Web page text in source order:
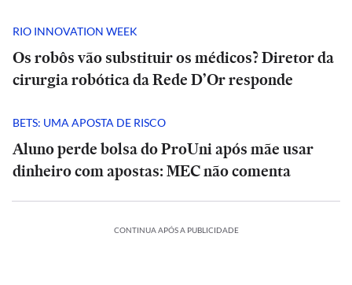
RIO INNOVATION WEEK
Os robôs vão substituir os médicos? Diretor da
cirurgia robótica da Rede D’Or responde
BETS: UMA APOSTA DE RISCO
Aluno perde bolsa do ProUni após mãe usar
dinheiro com apostas: MEC não comenta
CONTINUA APÓS A PUBLICIDADE